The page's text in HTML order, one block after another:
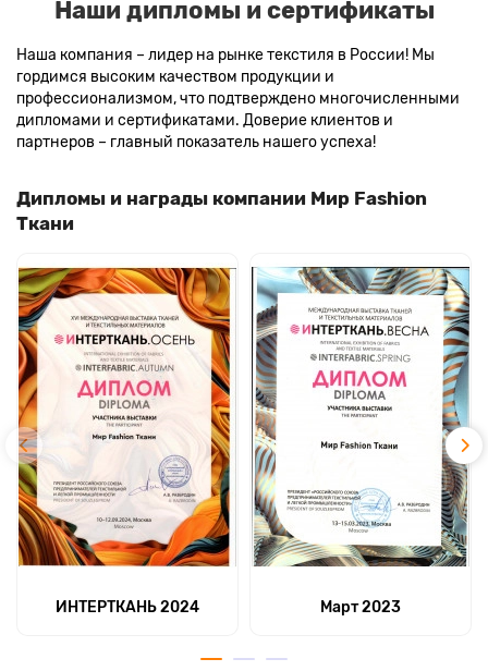
Наши дипломы и сертификаты
Наша компания – лидер на рынке текстиля в России! Мы
гордимся высоким качеством продукции и
профессионализмом, что подтверждено многочисленными
дипломами и сертификатами. Доверие клиентов и
партнеров – главный показатель нашего успеха!
Дипломы и награды компании Мир Fashion
Ткани
ИНТЕРТКАНЬ 2024 Март 2023